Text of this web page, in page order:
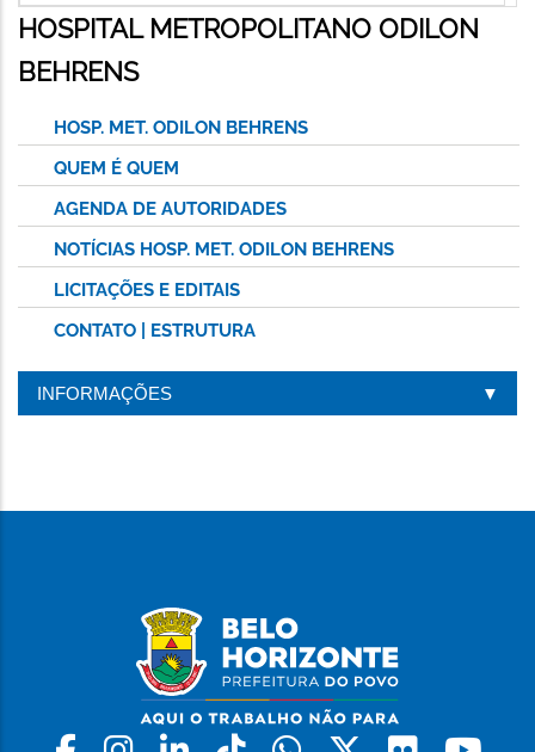
HOSPITAL METROPOLITANO ODILON
BEHRENS
HOSP. MET. ODILON BEHRENS
QUEM É QUEM
AGENDA DE AUTORIDADES
NOTÍCIAS HOSP. MET. ODILON BEHRENS
LICITAÇÕES E EDITAIS
CONTATO | ESTRUTURA
INFORMAÇÕES